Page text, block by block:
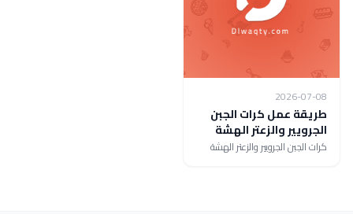
2026-07-08
طريقة عمل كرات الجبن
الجرويير والزعتر الهشة
كرات الجبن الجرويير والزعتر الهشة